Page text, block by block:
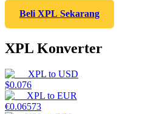
Beli XPL Sekarang
XPL Konverter
XPL to USD
$0.076
XPL to EUR
€0.06573